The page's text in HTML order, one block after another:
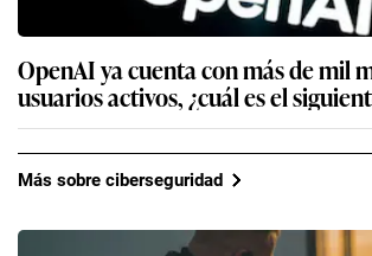
OpenAI ya cuenta con más de mil
usuarios activos, ¿cuál es el
Más sobre ciberseguridad